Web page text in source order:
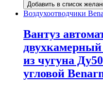
Добавить в список
Воздухоотводчики
Вантуз
двухкамерный
из чугуна
угловой